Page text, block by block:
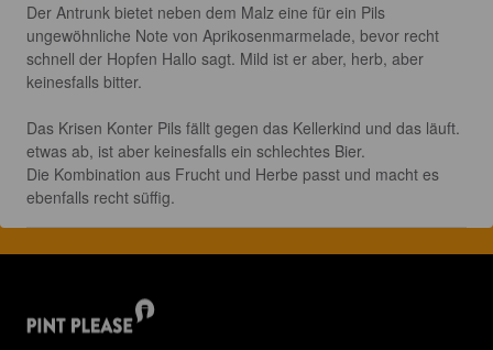
Der Antrunk bietet neben dem Malz eine für ein Pils
ungewöhnliche Note von Aprikosenmarmelade, bevor recht
schnell der Hopfen Hallo sagt. Mild ist er aber, herb, aber
keinesfalls bitter.
Das Krisen Konter Pils fällt gegen das Kellerkind und das läuft.
etwas ab, ist aber keinesfalls ein schlechtes Bier.
Die Kombination aus Frucht und Herbe passt und macht es
ebenfalls recht süffig.